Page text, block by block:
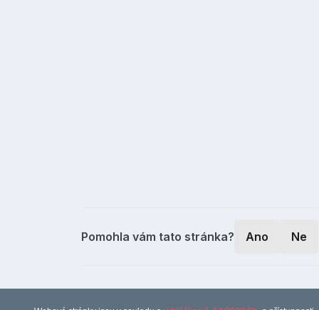
Pomohla vám tato stránka? Ano Ne